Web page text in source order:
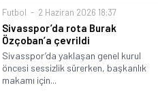
Futbol 2 Haziran 2026 18:37
Sivasspor’da rota Burak
Özçoban’a çevrildi
Sivasspor’da yaklaşan genel kurul
öncesi sessizlik sürerken, başkanlık
makamı için...